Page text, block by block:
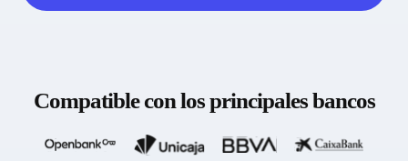
Compatible con los principales bancos